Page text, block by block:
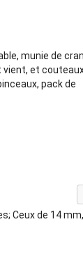
munie de
vient, et
pack de
Ceux de 14